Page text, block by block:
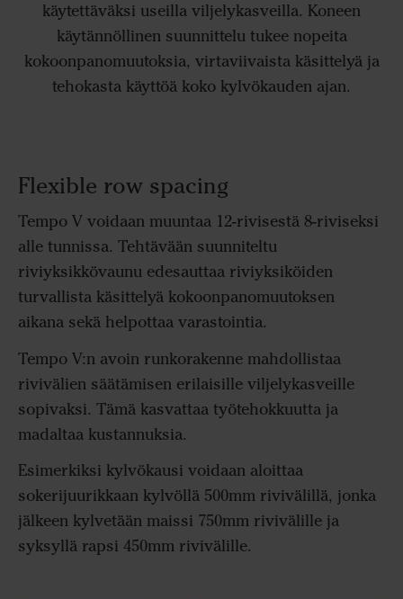
käytettäväksi useilla viljelykasveilla. Koneen
käytännöllinen suunnittelu tukee nopeita
kokoonpanomuutoksia, virtaviivaista käsittelyä ja
tehokasta käyttöä koko kylvökauden ajan.
Flexible row spacing
Tempo V voidaan muuntaa 12-rivisestä 8-riviseksi
alle tunnissa. Tehtävään suunniteltu
riviyksikkövaunu edesauttaa riviyksiköiden
turvallista käsittelyä kokoonpanomuutoksen
aikana sekä helpottaa varastointia.
Tempo V:n avoin runkorakenne mahdollistaa
rivivälien säätämisen erilaisille viljelykasveille
sopivaksi. Tämä kasvattaa työtehokkuutta ja
madaltaa kustannuksia.
Esimerkiksi kylvökausi voidaan aloittaa
sokerijuurikkaan kylvöllä 500mm rivivälillä, jonka
jälkeen kylvetään maissi 750mm rivivälille ja
syksyllä rapsi 450mm rivivälille.